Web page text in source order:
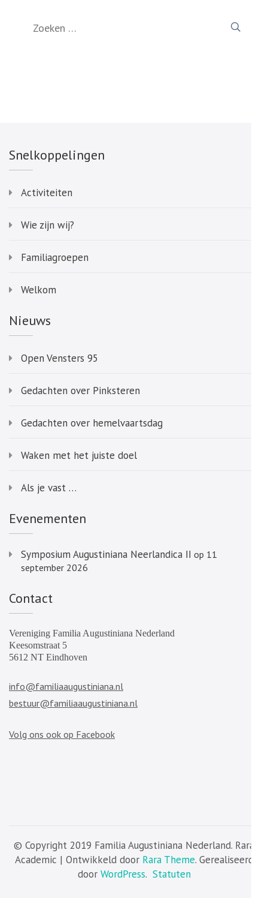
Snelkoppelingen
Activiteiten
Wie zijn wij?
Familiagroepen
Welkom
Nieuws
Open Vensters 95
Gedachten over Pinksteren
Gedachten over hemelvaartsdag
Waken met het juiste doel
Als je vast …
Evenementen
Symposium Augustiniana Neerlandica II op 11
september 2026
Contact
Vereniging Familia Augustiniana Nederland
Keesomstraat 5
5612 NT Eindhoven
info@familiaaugustiniana.nl
bestuur@familiaaugustiniana.nl
Volg ons ook op Facebook
© Copyright 2019 Familia Augustiniana Nederland. Rara
Academic | Ontwikkeld door Rara Theme. Gerealiseerd
door WordPress. Statuten